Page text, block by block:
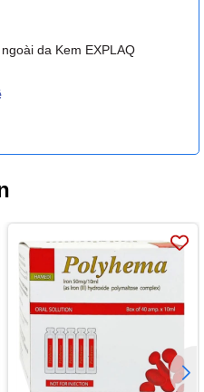
da Kem EXPLAQ